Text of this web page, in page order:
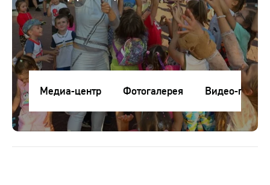
Ответственность
Карьера
Контакты
Медиа-центр
Медиа-центр Фотогалерея Видео-